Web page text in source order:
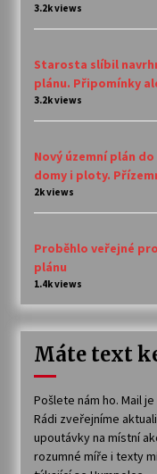
3.2k views
Starosta slíbil
plánu. Připomínky
3.2k views
Nový územní plán
domy i ploty.
2k views
Proběhlo veřejné
plánu
1.4k views
Máte text
Pošlete nám ho. Mail je
Rádi zveřejníme
upoutávky na místní
rozumné míře i texty